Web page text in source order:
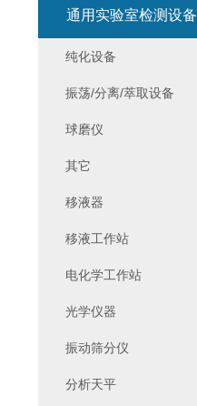
通用实验室检测设备
纯化设备
振荡/分离/萃取设备
球磨仪
其它
移液器
移液工作站
电化学工作站
光学仪器
振动筛分仪
分析天平